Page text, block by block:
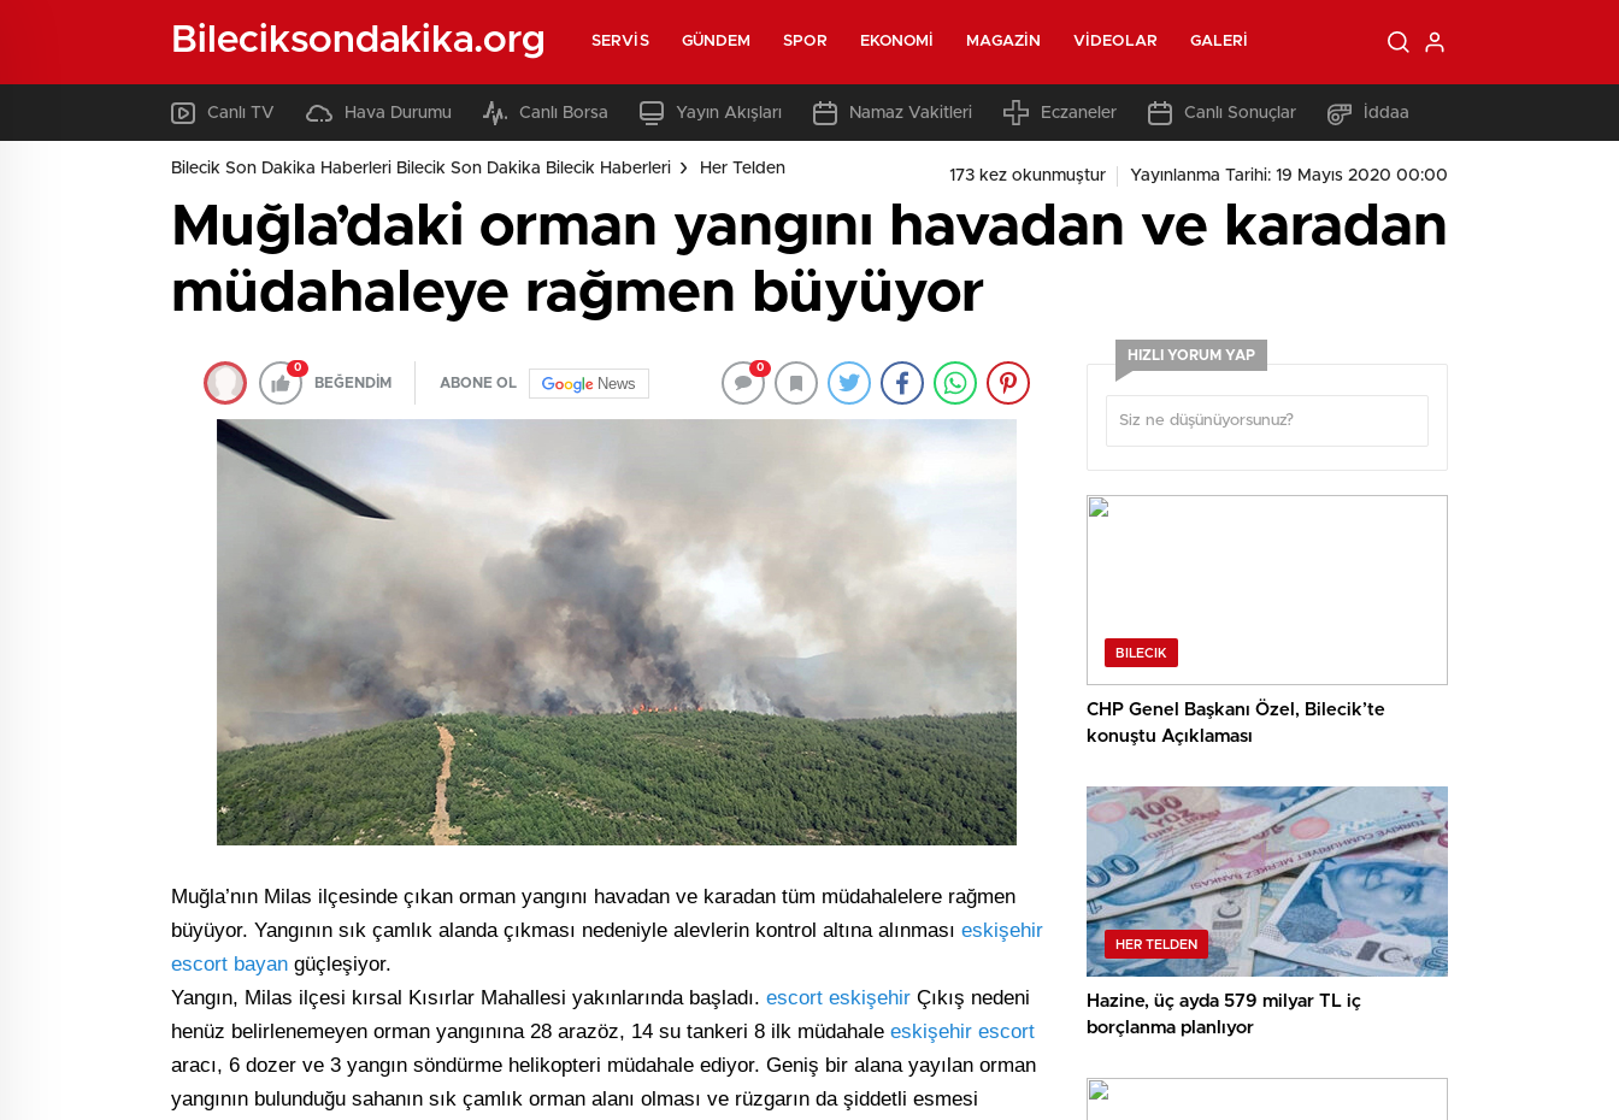
Bileciksondakika.org SERVIS GÜNDEM SPOR EKONOMI MAGAZIN VIDEOLAR GALERI
Canlı TV Hava Durumu Canlı Borsa Yayın Akışları Namaz Vakitleri Eczaneler Canlı Sonuçlar İddaa
Bilecik Son Dakika Haberleri Bilecik Son Dakika Bilecik Haberleri Her Telden 173 kez okunmuştur Yayınlanma Tarihi: 19 Mayıs 2020 00:00
Muğla’daki orman yangını havadan ve karadan
müdahaleye rağmen büyüyor
0
BEĞENDİM ABONE OL News
0
Muğla’nın Milas ilçesinde çıkan orman yangını havadan ve karadan tüm müdahalelere rağmen
büyüyor. Yangının sık çamlık alanda çıkması nedeniyle alevlerin kontrol altına alınması eskişehir
escort bayan güçleşiyor.
Yangın, Milas ilçesi kırsal Kısırlar Mahallesi yakınlarında başladı. escort eskişehir Çıkış nedeni
henüz belirlenemeyen orman yangınına 28 arazöz, 14 su tankeri 8 ilk müdahale eskişehir escort
aracı, 6 dozer ve 3 yangın söndürme helikopteri müdahale ediyor. Geniş bir alana yayılan orman
yangının bulunduğu sahanın sık çamlık orman alanı olması ve rüzgarın da şiddetli esmesi
HIZLI YORUM YAP
BILECIK
CHP Genel Başkanı Özel, Bilecik’te
konuştu Açıklaması
HER TELDEN
Hazine, üç ayda 579 milyar TL iç
borçlanma planlıyor